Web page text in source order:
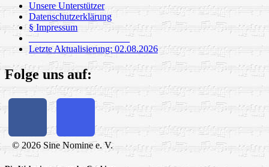
Unsere Unterstützer
Datenschutzerklärung
§ Impressum
_____________________
Letzte Aktualisierung: 02.08.2026
Folge uns auf:
© 2026 Sine Nomine e. V.